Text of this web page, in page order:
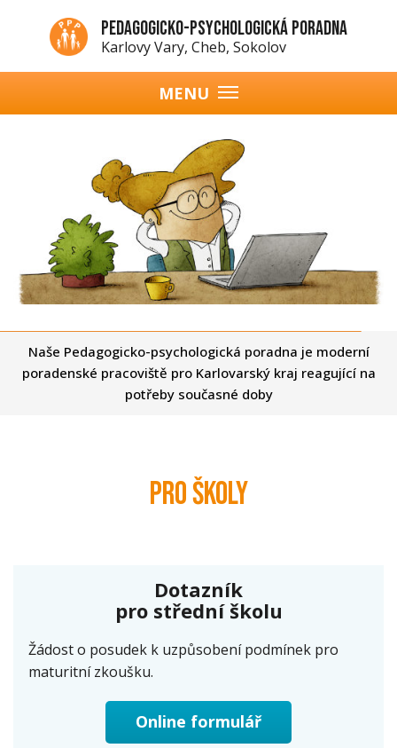
hlavnímu
obsahu
Pedagogicko-psychologická poradna
Karlovy Vary, Cheb, Sokolov
Naše Pedagogicko-psychologická poradna je moderní
poradenské pracoviště pro Karlovarský kraj reagující na
potřeby současné doby
MENU
Pro školy
Dotazník
pro střední školu
Žádost o posudek k uzpůsobení podmínek pro
maturitní zkoušku.
Online formulář